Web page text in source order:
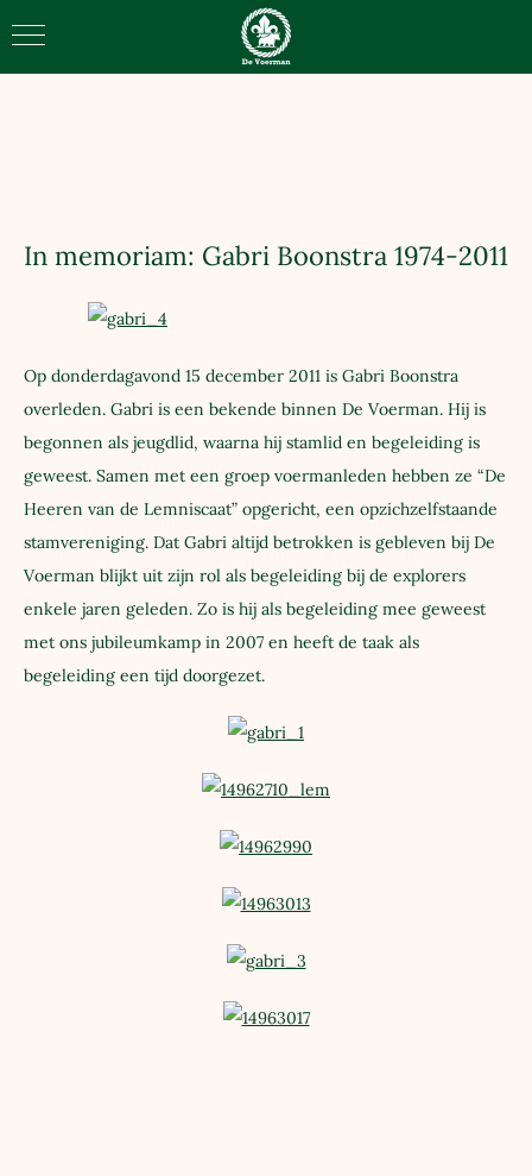
Scoutinggroep de Voerman
In memoriam: Gabri Boonstra 1974-2011
Op donderdagavond 15 december 2011 is Gabri Boonstra
overleden. Gabri is een bekende binnen De Voerman. Hij is
begonnen als jeugdlid, waarna hij stamlid en begeleiding is
geweest. Samen met een groep voermanleden hebben ze “De
Heeren van de Lemniscaat” opgericht, een opzichzelfstaande
stamvereniging. Dat Gabri altijd betrokken is gebleven bij De
Voerman blijkt uit zijn rol als begeleiding bij de explorers
enkele jaren geleden. Zo is hij als begeleiding mee geweest
met ons jubileumkamp in 2007 en heeft de taak als
begeleiding een tijd doorgezet.